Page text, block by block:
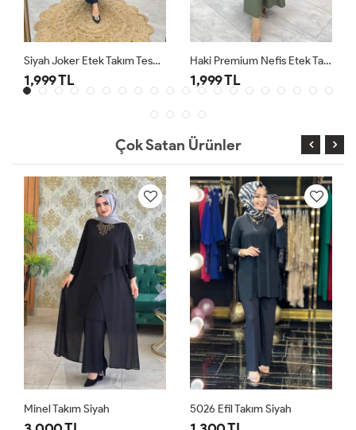
Siyah Joker Etek Takım Tesettür Giyim
1,999 TL
Haki Premium Nefis Etek Takım
1,999 TL
Çok Satan Ürünler
Minel Takım Siyah 5026 Efil Takım Siyah